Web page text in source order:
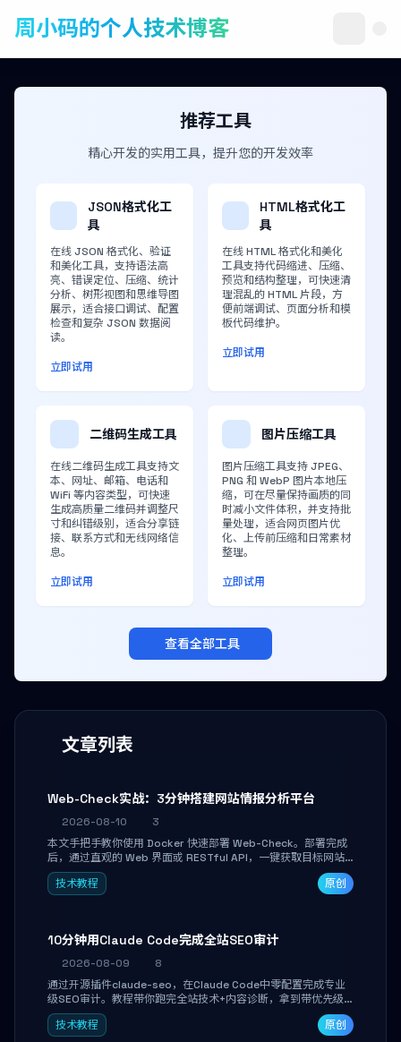
周小码的个人技术博客
文章列表
Web-Check实战：3分钟搭建网站情报分析平台
2026-08-10
3
本文手把手教你使用 Docker 快速部署 Web-Check。部署完成
后，通过直观的 Web 界面或 RESTful API，一键获取目标网站
的 IP、SSL 证书、DNS 记录、开放端口、技术栈及安全配置，助
你高效完成安全信息收集、资产自查与自动化巡检集成。
技术教程 原创
10分钟用Claude Code完成全站SEO审计
2026-08-09
8
通过开源插件claude-seo，在Claude Code中零配置完成专业
级SEO审计。教程带你跑完全站技术+内容诊断，拿到带优先级
和验证方法的可执行修复清单，适合独立开发者、SEO从业者和
站长快速上手。
技术教程 原创
推荐工具
精心开发的实用工具，提升您的开发效率
JSON格式化工
具
在线 JSON 格式化、验证
和美化工具，支持语法高
亮、错误定位、压缩、统计
分析、树形视图和思维导图
展示，适合接口调试、配置
检查和复杂 JSON 数据阅
读。
立即试用
HTML格式化工
具
在线 HTML 格式化和美化
工具支持代码缩进、压缩、
预览和结构整理，可快速清
理混乱的 HTML 片段，方
便前端调试、页面分析和模
板代码维护。
立即试用
二维码生成工具
在线二维码生成工具支持文
本、网址、邮箱、电话和
WiFi 等内容类型，可快速
生成高质量二维码并调整尺
寸和纠错级别，适合分享链
接、联系方式和无线网络信
息。
立即试用
图片压缩工具
图片压缩工具支持 JPEG、
PNG 和 WebP 图片本地压
缩，可在尽量保持画质的同
时减小文件体积，并支持批
量处理，适合网页图片优
化、上传前压缩和日常素材
整理。
立即试用
查看全部工具